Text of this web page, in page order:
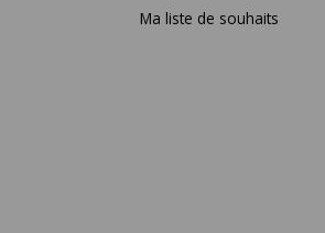
Ma liste de souhaits